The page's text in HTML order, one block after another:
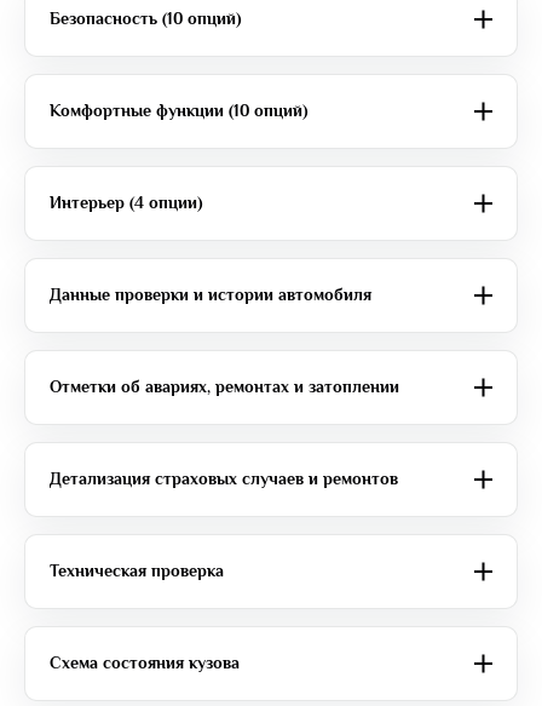
Безопасность (10 опций)
Комфортные функции (10 опций)
Интерьер (4 опции)
Данные проверки и истории автомобиля
Отметки об авариях, ремонтах и затоплении
Детализация страховых случаев и ремонтов
Техническая проверка
Схема состояния кузова